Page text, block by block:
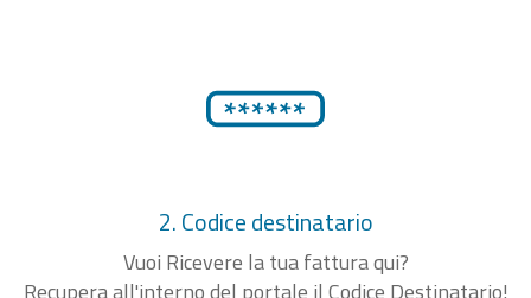
2. Codice destinatario
Vuoi Ricevere la tua fattura qui?
Recupera all'interno del portale il Codice Destinatario!